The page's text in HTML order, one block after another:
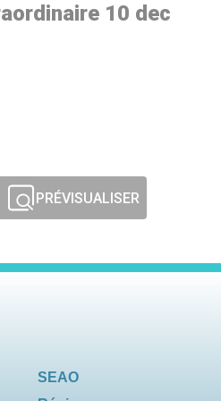
10 dec
PRÉVISUALISER
SEAO